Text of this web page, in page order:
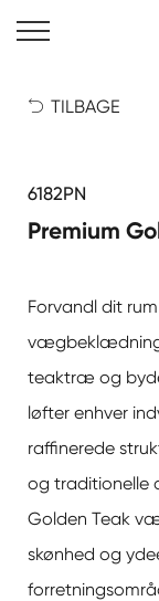
 TILBAGE
6182PN
Premium
Forvandl dit
teaktræ og
løfter enhver
raffinerede
og traditionelle
Golden Teak
skønhed og